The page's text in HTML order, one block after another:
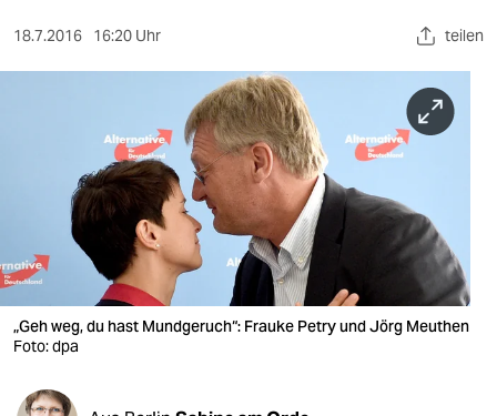
sport
wahrheit
verlag
verlag
veranstaltungen
shop
18.7.2016 16:20 Uhr teilen
„Geh weg, du hast Mundgeruch“: Frauke Petry und Jörg Meuthen
Foto: dpa